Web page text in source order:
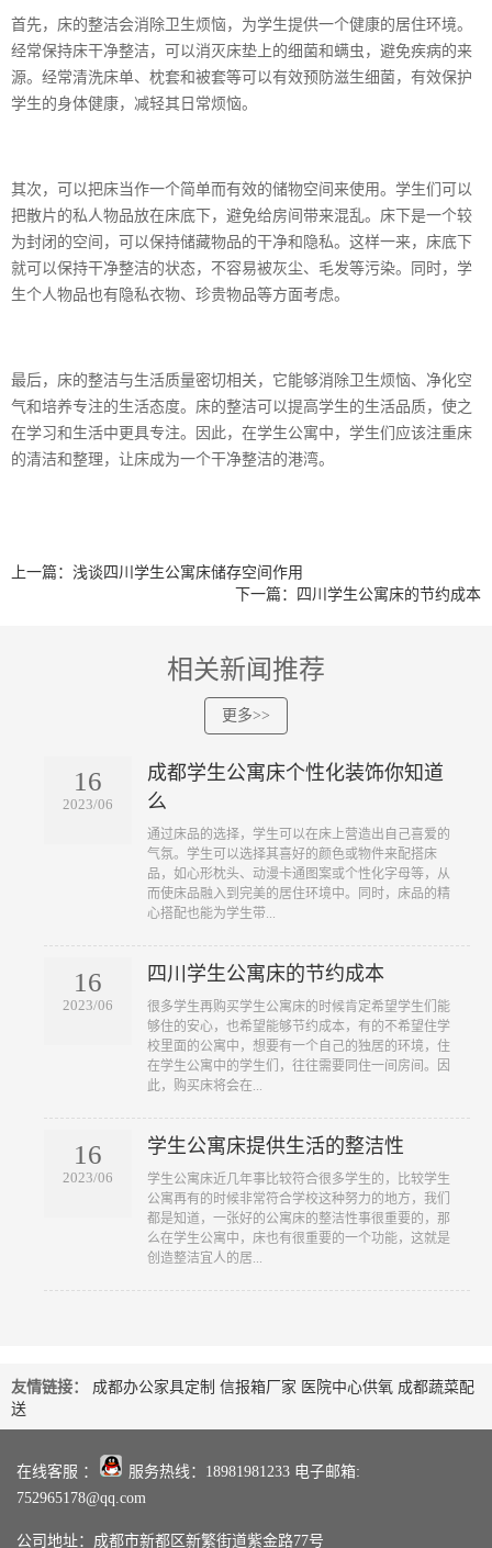
首先，床的整洁会消除卫生烦恼，为学生提供一个健康的居住环境。
经常保持床干净整洁，可以消灭床垫上的细菌和螨虫，避免疾病的来
源。经常清洗床单、枕套和被套等可以有效预防滋生细菌，有效保护
学生的身体健康，减轻其日常烦恼。
其次，可以把床当作一个简单而有效的储物空间来使用。学生们可以
把散片的私人物品放在床底下，避免给房间带来混乱。床下是一个较
为封闭的空间，可以保持储藏物品的干净和隐私。这样一来，床底下
就可以保持干净整洁的状态，不容易被灰尘、毛发等污染。同时，学
生个人物品也有隐私衣物、珍贵物品等方面考虑。
最后，床的整洁与生活质量密切相关，它能够消除卫生烦恼、净化空
气和培养专注的生活态度。床的整洁可以提高学生的生活品质，使之
在学习和生活中更具专注。因此，在学生公寓中，学生们应该注重床
的清洁和整理，让床成为一个干净整洁的港湾。
上一篇：浅谈四川学生公寓床储存空间作用
下一篇：四川学生公寓床的节约成本
相关新闻推荐
更多>>
16
2023/06
成都学生公寓床个性化装饰你知道
么
​通过床品的选择，学生可以在床上营造出自己喜爱的
气氛。学生可以选择其喜好的颜色或物件来配搭床
品，如心形枕头、动漫卡通图案或个性化字母等，从
而使床品融入到完美的居住环境中。同时，床品的精
心搭配也能为学生带...
16
2023/06
四川学生公寓床的节约成本
​很多学生再购买学生公寓床的时候肯定希望学生们能
够住的安心，也希望能够节约成本，有的不希望住学
校里面的公寓中，想要有一个自己的独居的环境，住
在学生公寓中的学生们，往往需要同住一间房间。因
此，购买床将会在...
16
2023/06
学生公寓床提供生活的整洁性
​学生公寓床近几年事比较符合很多学生的，比较学生
公寓再有的时候非常符合学校这种努力的地方，我们
都是知道，一张好的公寓床的整洁性事很重要的，那
么在学生公寓中，床也有很重要的一个功能，这就是
创造整洁宜人的居...
友情链接： 成都办公家具定制 信报箱厂家 医院中心供氧 成都蔬菜配
送
在线客服 ：
服务热线：18981981233 电子邮箱:
752965178@qq.com
公司地址：成都市新都区新繁街道紫金路77号